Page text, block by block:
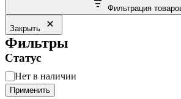
Фильтрация
Закрыть
Фильтры
Статус
Статус
Нет в наличии
Применить